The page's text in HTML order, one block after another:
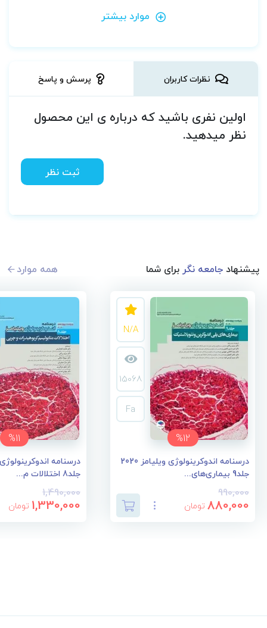
موارد بیشتر
نظرات کاربران پرسش و پاسخ
اولین نفری باشید که درباره ی این محصول
نظر میدهید.
ثبت نظر
پیشنهادجامعه نگربرای شما همه موارد
%12
N/A
15068
Fa
درسنامه اندوکرینولوژی ویلیامز 2020
جلد9 بیماری‌های...
990,000
880,000 تومان
%11
جلد8 اختلالات م...
1,490,000
1,330,000 تومان